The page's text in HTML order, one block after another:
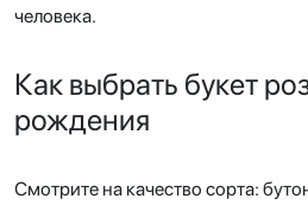
человека.
Как выбрать букет
рождения
Смотрите на качество сорта: